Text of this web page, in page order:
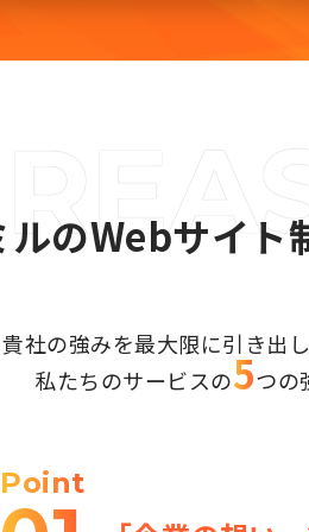
ルのWebサイト
貴社の強みを最大限に引き出し
私たちのサービスの5つの
Point